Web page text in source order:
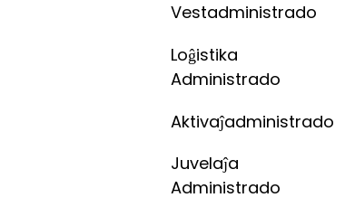
Vestadministrado
Loĝistika
Administrado
Aktivaĵadministrado
Juvelaĵa
Administrado